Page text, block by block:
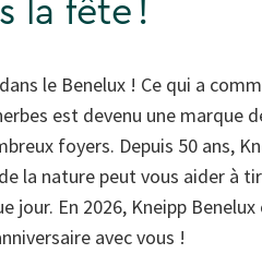
la fête !
le Benelux ! Ce qui a
est devenu une marque
foyers. Depuis 50 ans,
la nature peut vous aider à
jour. En 2026, Kneipp
avec vous !